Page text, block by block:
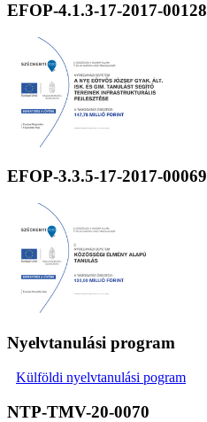
EFOP-4.1.3-17-2017-00128
EFOP-3.3.5-17-2017-00069
Nyelvtanulási program
Külföldi nyelvtanulási pogram
NTP-TMV-20-0070